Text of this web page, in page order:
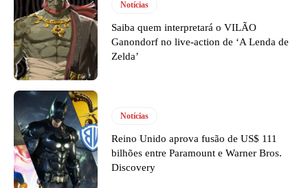
Notícias
Saiba quem interpretará o VILÃO
Ganondorf no live-action de ‘A Lenda de
Zelda’
Notícias
Reino Unido aprova fusão de US$ 111
bilhões entre Paramount e Warner Bros.
Discovery